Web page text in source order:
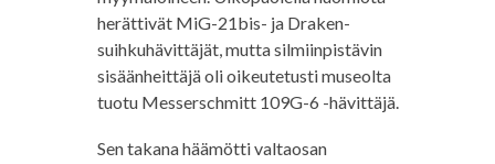
herättivät MiG-21bis- ja Draken-
suihkuhävittäjät, mutta silmiinpistävin
sisäänheittäjä oli oikeutetusti museolta
tuotu Messerschmitt 109G-6 -hävittäjä.
Sen takana häämötti valtaosan